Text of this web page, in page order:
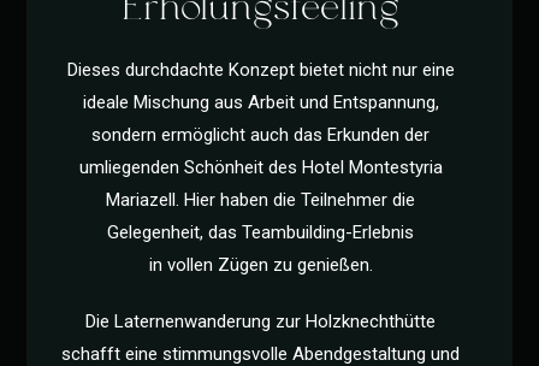
Erholungsfeeling
Dieses durchdachte Konzept bietet nicht nur eine
ideale Mischung aus Arbeit und Entspannung,
sondern ermöglicht auch das Erkunden der
umliegenden Schönheit des Hotel Montestyria
Mariazell. Hier haben die Teilnehmer die
Gelegenheit, das Teambuilding-Erlebnis
in vollen Zügen zu genießen.
Die Laternenwanderung zur Holzknechthütte
schafft eine stimmungsvolle Abendgestaltung und